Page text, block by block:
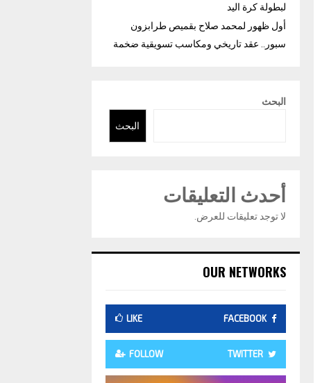
لبطولة كرة اليد
أول ظهور لمحمد صلاح بقميص طرابزون
سبور.. عقد تاريخي ومكاسب تسويقية ضخمة
البحث
البحث
أحدث التعليقات
لا توجد تعليقات للعرض.
OUR NETWORKS
FACEBOOK
LIKE
TWITTER
FOLLOW